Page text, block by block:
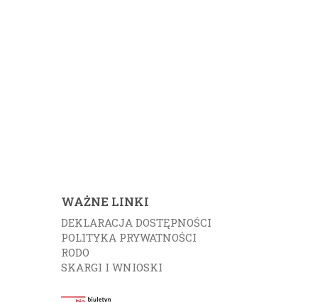
WAŻNE LINKI
DEKLARACJA DOSTĘPNOŚCI
POLITYKA PRYWATNOŚCI
RODO
SKARGI I WNIOSKI